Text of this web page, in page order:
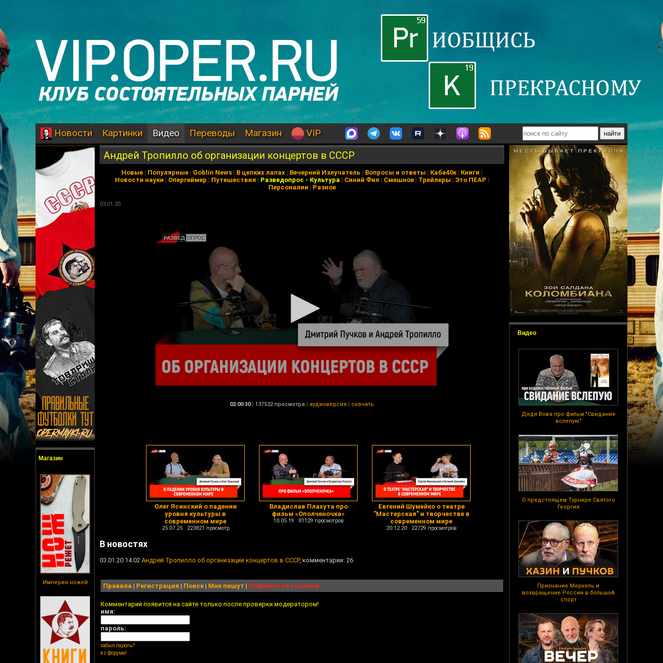
Новости Картинки Видео Переводы Магазин VIP
Магазин
Империя ножей
Видео
Дядя Вова про фильм "Свидание
вслепую"
О предстоящем Турнире Святого
Георгия
Признание Меркель и
возвращение России в большой
спорт
Андрей Тропилло об организации концертов в СССР
Новые | Популярные | Goblin News | В цепких лапах | Вечерний Излучатель | Вопросы и ответы | Каба40к| Книги |
Новости науки | Опергеймер | Путешествия | Разведопрос - Культура | Синий Фил | Смешное| Трейлеры | Это ПЕАР |
Персоналии | Разное
03.01.20
02:00:30 | 137532 просмотра | аудиоверсия | скачать
Олег Ясинский о падении
уровня культуры в
современном мире
25.07.25 223821 просмотр
Владислав Плахута про
фильм «Ополченочка»
10.05.19 81129 просмотров
Евгений Шумейко о театре
"Мастерская" и творчестве в
современном мире
20.12.20 22729 просмотров
В новостях
03.01.20 14:02 Андрей Тропилло об организации концертов в СССР, комментарии: 26
Правила | Регистрация | Поиск| Мне пишут | Поделиться ссылкой
Комментарий появится на сайте только после проверки модератором!
имя:
пароль:
забыл пароль?
я с форума!